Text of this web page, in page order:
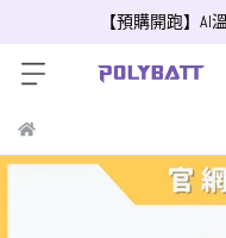
【預購開跑】AI